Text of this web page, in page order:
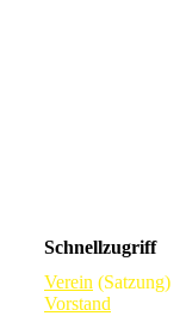
Schnellzugriff
Verein (Satzung)
Vorstand